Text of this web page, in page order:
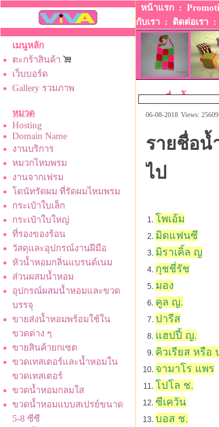
เมนูหลัก
ตะกร้าสินค้า
เว็บบอร์ด
Gallery รวมภาพ
หมวด
Hosting
Domain Name
งานบริการ
หมวกไหมพรม
งานจากเฟรม
โดนัทรัดผม ที่รัดผมไหมพรม
กระเป๋าใบเล็ก
กระเป๋าใบใหญ่
ที่รองของร้อน
วัสดุและอุปกรณ์งานฝีมือ
หัวน้ำหอมกลิ่นแบรนด์เนม
ส่วนผสมน้ำหอม
อุปกรณ์ผสมน้ำหอมและขวด
บรรจุ
ขายส่งน้ำหอมพร้อมใช้ใน
ขวดต่าง ๆ
ขายสินค้ายกเซต
ขวดเทสเตอร์และน้ำหอมใน
ขวดเทสเตอร์
ขวดน้ำหอมกลมใส
ขวดน้ำหอมแบบสเปรย์ขนาด
5-8 ซีซี
หน้าแรก :
กับเรา : ติดต่อเรา
รายชื่อน้ำหอม
06-08-2018 Views: 25609
รายชื่อน้
ไป
โพเอ้ม
มิดแฟนซี
มิราเคิ้ล ญ
กุชชี่รัช
มอง
คูล ญ.
ปารีส
แฮปปี้ ญ.
คิวเรียส หรือ
จามาโร แพร
โปโล ช.
ซีเควัน
บอส ช.